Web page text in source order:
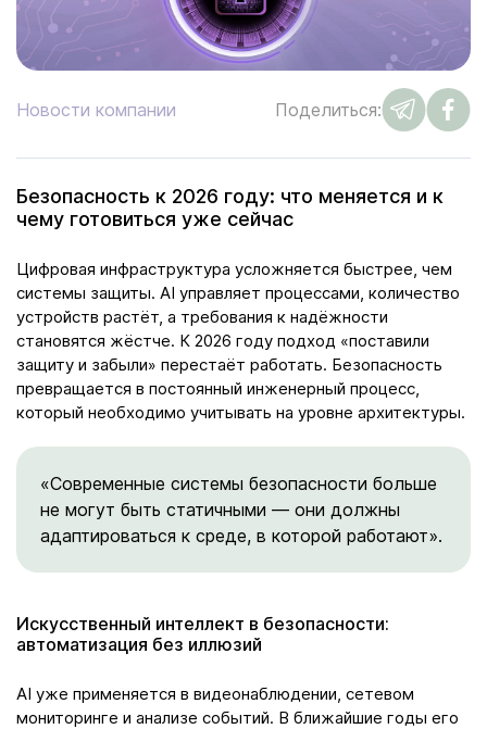
Новости компании Поделиться:
Безопасность к 2026 году: что меняется и к
чему готовиться уже сейчас
Цифровая инфраструктура усложняется быстрее, чем
системы защиты. AI управляет процессами, количество
устройств растёт, а требования к надёжности
становятся жёстче. К 2026 году подход «поставили
защиту и забыли» перестаёт работать. Безопасность
превращается в постоянный инженерный процесс,
который необходимо учитывать на уровне архитектуры.
«Современные системы безопасности больше
не могут быть статичными — они должны
адаптироваться к среде, в которой работают».
Искусственный интеллект в безопасности:
автоматизация без иллюзий
AI уже применяется в видеонаблюдении, сетевом
мониторинге и анализе событий. В ближайшие годы его